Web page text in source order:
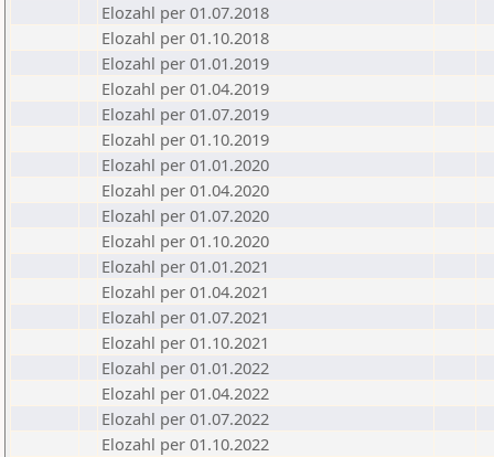
Elozahl per 01.07.2018
Elozahl per 01.10.2018
Elozahl per 01.01.2019
Elozahl per 01.04.2019
Elozahl per 01.07.2019
Elozahl per 01.10.2019
Elozahl per 01.01.2020
Elozahl per 01.04.2020
Elozahl per 01.07.2020
Elozahl per 01.10.2020
Elozahl per 01.01.2021
Elozahl per 01.04.2021
Elozahl per 01.07.2021
Elozahl per 01.10.2021
Elozahl per 01.01.2022
Elozahl per 01.04.2022
Elozahl per 01.07.2022
Elozahl per 01.10.2022